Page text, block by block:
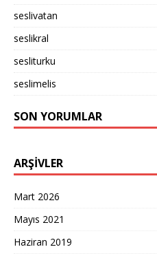
seslivatan
seslikral
sesliturku
seslimelis
SON YORUMLAR
ARŞIVLER
Mart 2026
Mayıs 2021
Haziran 2019